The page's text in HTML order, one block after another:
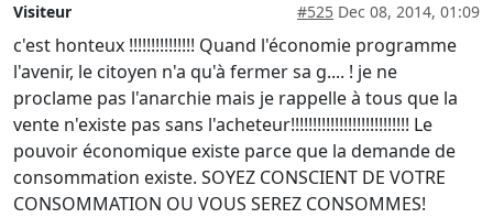
Visiteur #525 Dec 08, 2014, 01:09
c'est honteux !!!!!!!!!!!!!!! Quand l'économie programme
l'avenir, le citoyen n'a qu'à fermer sa g.... ! je ne
proclame pas l'anarchie mais je rappelle à tous que la
vente n'existe pas sans l'acheteur!!!!!!!!!!!!!!!!!!!!!!!!!!! Le
pouvoir économique existe parce que la demande de
consommation existe. SOYEZ CONSCIENT DE VOTRE
CONSOMMATION OU VOUS SEREZ CONSOMMES!